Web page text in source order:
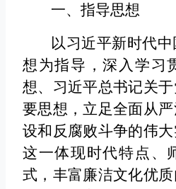
一、指导思想
以习近平新时代
想为指导，深入学习
想、习近平总书记关
要思想，立足全面从
设和反腐败斗争的伟
这一体现时代特点、
式，丰富廉洁文化优